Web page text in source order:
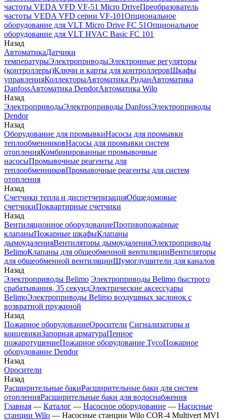
частоты VEDA VFD VF-51 Micro DriveПреобразователь
частоты VEDA VFD серии VF-101Опциональное
оборудование для VLT Micro Drive FC 51Опциональное
оборудование для VLT HVAC Basic FC 101
Назад
АвтоматикаДатчики
температурыЭлектроприводыЭлектронные регуляторы
(контроллеры)Ключи и карты для контроллеровШкафы
управленияКоллекторыАвтоматика РиданАвтоматика
DanfossАвтоматика DendorАвтоматика Wilo
Назад
ЭлектроприводыЭлектроприводы DanfossЭлектроприводы
Dendor
Назад
Оборудование для промывкиНасосы для промывки
теплообменниковНасосы для промывки систем
отопленияКомбинированные промывочные
насосыПромывочные реагенты для
теплообменниковПромывочные реагенты для систем
отопления
Назад
Счетчики тепла и диспетчеризацияОбщедомовые
счетчикиПоквартирные счетчики
Назад
Вентиляционное оборудованиеПротивопожарные
клапаныПожарные шкафыКлапаны
дымоудаленияВентиляторы дымоудаленияЭлектроприводы
BelimoКлапаны для общеобменной вентиляцииВентиляторы
для общеобменной вентиляцииШумоглушители для каналов
Назад
Электроприводы Belimo Электроприводы Belimo быстрого
срабатывания, 35 секундЭлектрические аксессуары
BelimoЭлектроприводы Belimo воздушных заслонок c
возвратной пружиной
Назад
Пожарное оборудованиеОросители Сигнализаторы и
концевикиЗапорная арматураПенное
пожаротушениеПожарное оборудование TycoПожарное
оборудование Dendor
Назад
Оросители
Назад
Расширительные бакиРасширительные баки для систем
отопленияРасширительные баки для водоснабжения
Главная — Каталог — Насосное оборудование — Насосные
станции Wilo — Насосные станции Wilo COR-4 Multivert MVI